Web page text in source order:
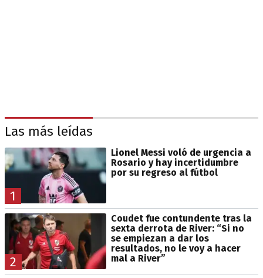
Las más leídas
1
Lionel Messi voló de urgencia a
Rosario y hay incertidumbre
por su regreso al fútbol
2
Coudet fue contundente tras la
sexta derrota de River: “Si no
se empiezan a dar los
resultados, no le voy a hacer
mal a River”